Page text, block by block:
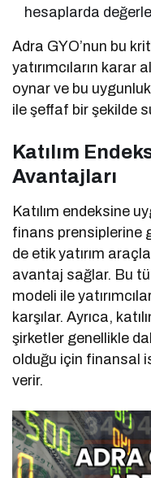
hesaplarda
Adra GYO’nun bu
yatırımcıların karar
oynar ve bu
ile şeffaf bir şekilde
Katılım
Avantajları
Katılım endeksine
finans prensiplerine
de etik yatırım
avantaj sağlar. Bu
modeli ile
karşılar. Ayrıca,
şirketler genellikle
olduğu için finansal
verir.